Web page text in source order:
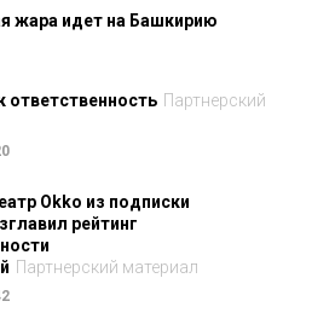
жара идет на Башкирию
ответственность Партнерский
Okko из подписки
рейтинг
Партнерский материал